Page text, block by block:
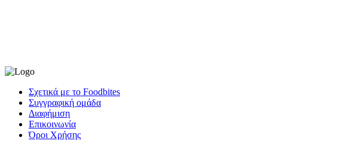
Σχετικά με το Foodbites
Συγγραφική ομάδα
Διαφήμιση
Επικοινωνία
Όροι Χρήσης